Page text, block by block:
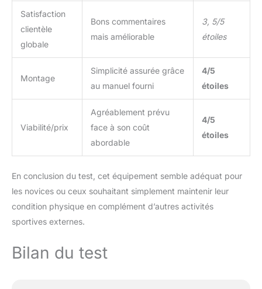
musculation complet&banc musculation
complet SY-5430B, veuillez nous contacter
immédiatement. Nous serons toujours en
service. ISE est établi en France depuis 2010.
Nous disposons d’un service clientèle
professionnel et d’une équipe
que le produit soit plus stable pendant
l'utilisation, veuillez placer le produit sur le
tapis de fitness avant utilisation. Si vous
utilisez le produit directement sur le sol, une
compréhension et de votre attention.
Satisfaction
clientèle
globale
Bons commentaires
mais améliorable
3, 5/5
étoiles
Montage
Simplicité assurée grâce
au manuel fourni
4/5
étoiles
Viabilité/prix
Agréablement prévu
face à son coût
abordable
4/5
étoiles
En conclusion du test, cet équipement semble adéquat pour
les novices ou ceux souhaitant simplement maintenir leur
condition physique en complément d’autres activités
sportives externes.
Bilan du test